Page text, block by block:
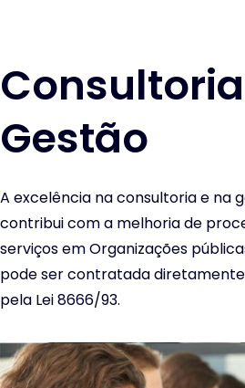
Gestão
A excelência na consultoria e na
contribui com a melhoria de
serviços em Organizações
pode ser contratada diretamente
pela Lei 8666/93.